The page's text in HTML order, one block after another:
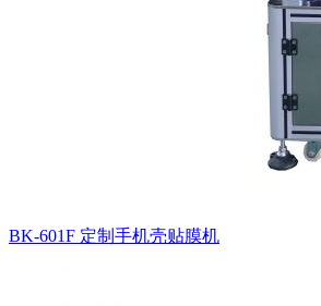
BK-601F 定制手机壳贴膜机